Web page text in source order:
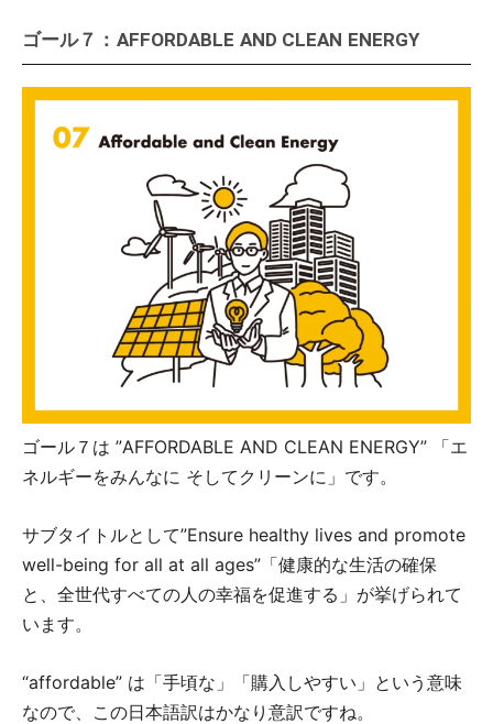
ゴール７：AFFORDABLE AND CLEAN ENERGY
ゴール７は ”AFFORDABLE AND CLEAN ENERGY” 「エ
ネルギーをみんなに そしてクリーンに」です。
サブタイトルとして”Ensure healthy lives and promote
well-being for all at all ages”「健康的な生活の確保
と、全世代すべての人の幸福を促進する」が挙げられて
います。
“affordable” は「手頃な」「購入しやすい」という意味
なので、この日本語訳はかなり意訳ですね。